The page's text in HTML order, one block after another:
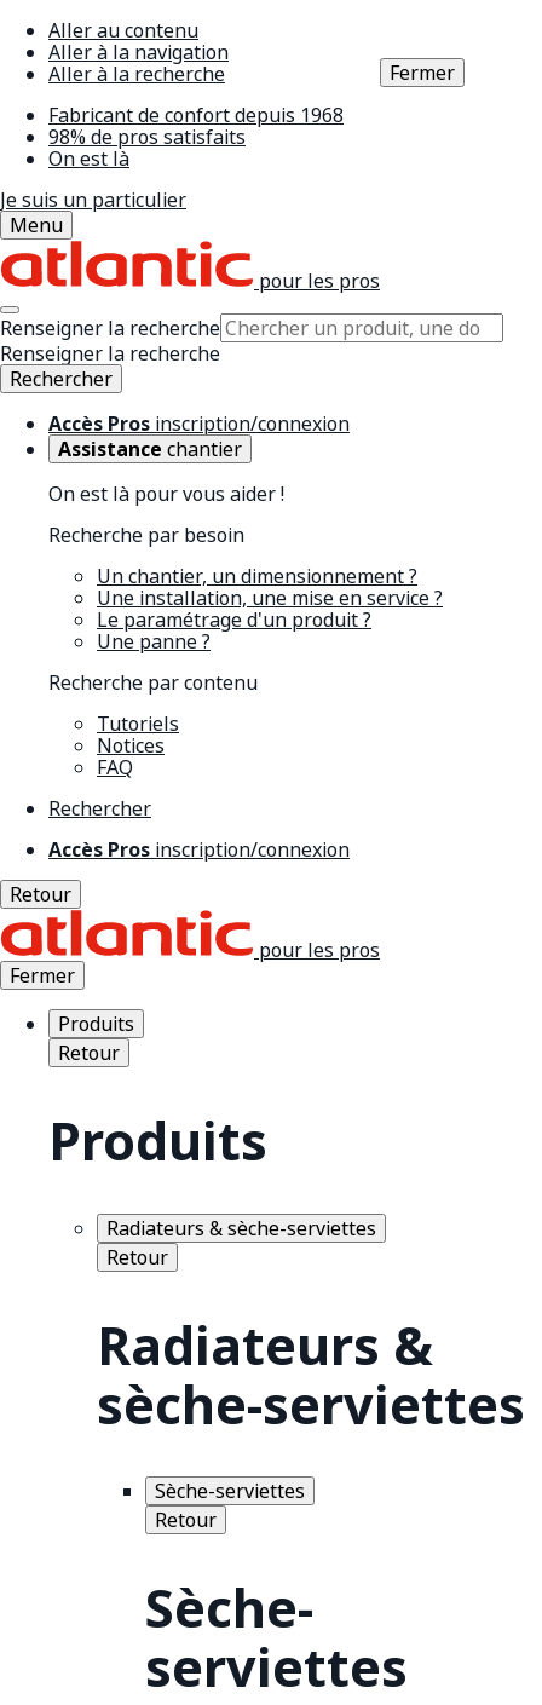
Aller au contenu
Aller à la navigation
Aller à la recherche
Fabricant de confort depuis 1968
98% de pros satisfaits
On est là
Je suis un particulier
Menu
pour les pros
Renseigner la recherche
Renseigner la recherche
Rechercher
Accès Pros inscription/connexion
Assistance chantier
On est là pour vous aider !
Recherche par besoin
Un chantier, un dimensionnement ?
Une installation, une mise en service ?
Le paramétrage d'un produit ?
Une panne ?
Recherche par contenu
Tutoriels
Notices
FAQ
Rechercher
Accès Pros inscription/connexion
Retour
pour les pros
Fermer
Produits
Retour
Produits
Radiateurs & sèche-serviettes
Retour
Radiateurs &
sèche-serviettes
Sèche-serviettes
Retour
Sèche-
serviettes
Fermer